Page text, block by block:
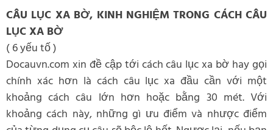
CÂU LỤC XA BỜ, KINH NGHIỆM TRONG CÁCH CÂU
LỤC XA BỜ
( 6 yếu tố )
Docauvn.com xin đề cập tới cách câu lục xa bờ hay gọi
chính xác hơn là cách câu lục xa đầu cần với một
khoảng cách câu lớn hơn hoặc bằng 30 mét. Với
khoảng cách này, những gì ưu điểm và nhược điểm